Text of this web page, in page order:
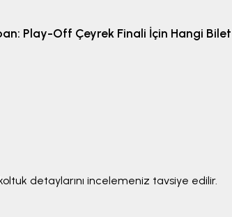
Play-Off Çeyrek Finali İçin Hangi
detaylarını incelemeniz tavsiye edilir.